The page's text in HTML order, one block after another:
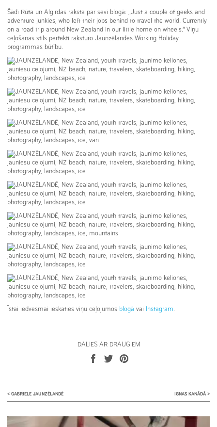
Šādi Rūta un Algirdas raksta par sevi blogā: „Just a couple of geeks and
adventure junkies, who left their jobs behind to travel the world. Currently
on a road trip around New Zealand in our little home on wheels.“ Viņu
ceļošanas stils perfekti raksturo Jaunzēlandes Working Holiday
programmas būtību.
Īstai iedvesmai ieskaties viņu ceļojumos blogā vai Instagram.
DALIES AR DRAUGIEM
< GABRIELE JAUNZĒLANDĒ IGNAS KANĀDĀ >